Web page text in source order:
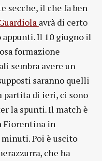
secche, il che fa ben
avrà di certo
appunti. Il 10 giugno il
formazione
sembra avere un
saranno quelli
partita di ieri, ci sono
la spunti. Il match è
Fiorentina in
Poi è uscito
che ha